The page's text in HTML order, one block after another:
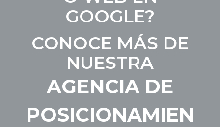
GOOGLE?
CONOCE MÁS DE
NUESTRA
AGENCIA DE
POSICIONAMIEN